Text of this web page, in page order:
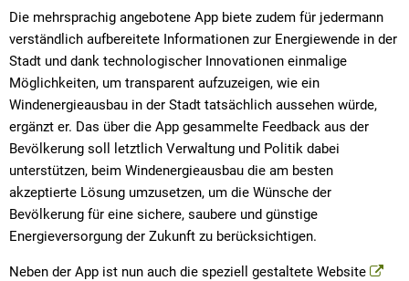
Die mehrsprachig angebotene App biete zudem für jedermann
verständlich aufbereitete Informationen zur Energiewende in der
Stadt und dank technologischer Innovationen einmalige
Möglichkeiten, um transparent aufzuzeigen, wie ein
Windenergieausbau in der Stadt tatsächlich aussehen würde,
ergänzt er. Das über die App gesammelte Feedback aus der
Bevölkerung soll letztlich Verwaltung und Politik dabei
unterstützen, beim Windenergieausbau die am besten
akzeptierte Lösung umzusetzen, um die Wünsche der
Bevölkerung für eine sichere, saubere und günstige
Energieversorgung der Zukunft zu berücksichtigen.
Neben der App ist nun auch die speziell gestaltete Website